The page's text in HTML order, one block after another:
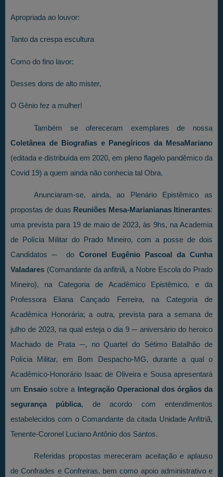
Apropriada ao louvor:
Tanto da crespa escultura
Como do fino lavor:
Desses dons de alto mister,
O Gênio fez a mulher!
Também se ofereceram exemplares de nossa
Coletânea de Biografias e Panegíricos da MesaMariano
(editada e distribuída em 2020, em pleno flagelo pandêmico da
Covid 19) a quem ainda não conhecia tal Obra.
Anunciaram-se, ainda, ao Plenário Epistêmico as
propostas de duas Reuniões Mesa-Marianianas Itinerantes:
uma prevista para 19 de maio de 2023, às 9hs, na Academia
de Polícia Militar do Prado Mineiro, com a posse de dois
Candidatos ─ do Coronel Eugênio Pascoal da Cunha
Valadares (Comandante da anfitriã, a Nobre Escola do Prado
Mineiro), na Categoria de Acadêmico Epistêmico, e da
Professora Eliana Cançado Ferreira, na Categoria de
Acadêmica Honorária; a outra, prevista para a semana de
julho de 2023, na qual esteja o dia 9 ─ aniversário do heroico
Machado de Prata ─, no Quartel do Sétimo Batalhão de
Polícia Militar, em Bom Despacho-MG, durante a qual o
Acadêmico-Honorário Isaac de Oliveira e Sousa apresentará
um Ensaio sobre a Integração Operacional dos órgãos da
segurança pública, de acordo com entendimentos
estabelecidos com o Comandante da citada Unidade Anfitriã,
Tenente-Coronel Luciano Antônio dos Santos.
Referidas propostas mereceram aceitação e aplauso
de Confrades e Confreiras, bem como apoio administrativo e